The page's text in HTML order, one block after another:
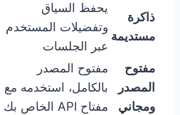
ذاكرة
مستديمة
يحفظ السياق
وتفضيلات المستخدم
عبر الجلسات
مفتوح
المصدر
ومجاني
مفتوح المصدر
بالكامل، استخدمه مع
مفتاح API الخاص بك